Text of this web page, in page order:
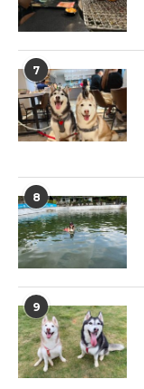
7
8
9